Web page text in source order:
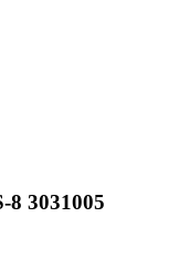
8 3031005